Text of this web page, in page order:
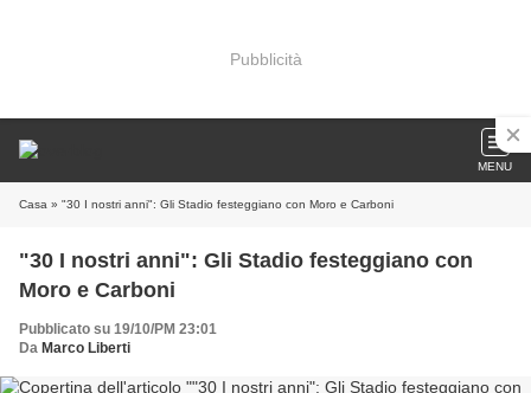
Pubblicità
MENU
Casa » "30 I nostri anni": Gli Stadio festeggiano con Moro e Carboni
"30 I nostri anni": Gli Stadio festeggiano con
Moro e Carboni
Pubblicato su 19/10/PM 23:01
Da Marco Liberti